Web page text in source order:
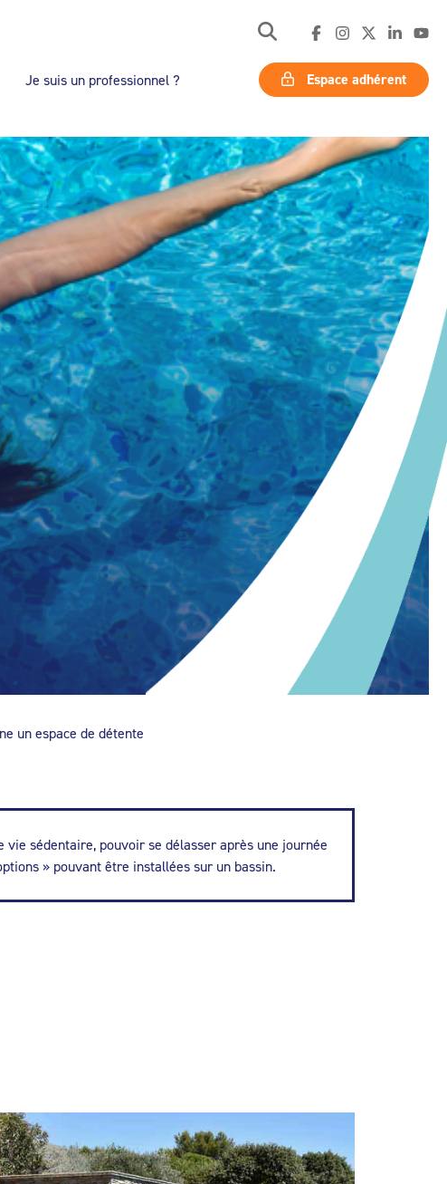
Je suis un professionnel ? Espace adhérent
un espace de détente
vie sédentaire, pouvoir se délasser après une journée
» pouvant être installées sur un bassin.